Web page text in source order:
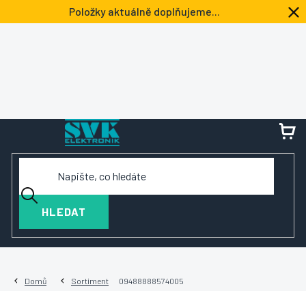
na
Položky aktuálně doplňujeme...
HLEDAT
Domů Sortiment 09488888574005